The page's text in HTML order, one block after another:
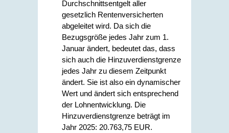
Durchschnittsentgelt aller
gesetzlich Rentenversicherten
abgeleitet wird. Da sich die
Bezugsgröße jedes Jahr zum 1.
Januar ändert, bedeutet das, dass
sich auch die Hinzuverdienstgrenze
jedes Jahr zu diesem Zeitpunkt
ändert. Sie ist also ein dynamischer
Wert und ändert sich entsprechend
der Lohnentwicklung. Die
Hinzuverdienstgrenze beträgt im
Jahr 2025: 20.763,75 EUR.